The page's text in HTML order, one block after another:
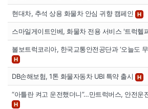
현대차, 추석 상용 화물차 안심 귀향 캠페인 H
스마일게이트인베, 화물차 전용 서비스 '트럭헬
볼보트럭코리아, 한국교통안전공단과 ‘오늘도
H
DB손해보험, 1톤 화물자동차 UBI 특약 출시 H
“아틀란 켜고 운전했더니”…만트럭버스, 안전운
H